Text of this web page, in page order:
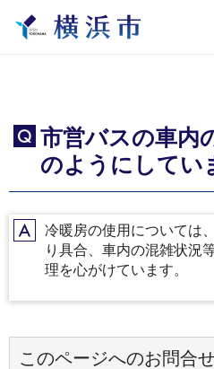
Q
市営バスの車内
のようにしてい
A冷暖房の使用については
り具合、車内の混雑状況
理を心がけています。
このページへのお問合せ